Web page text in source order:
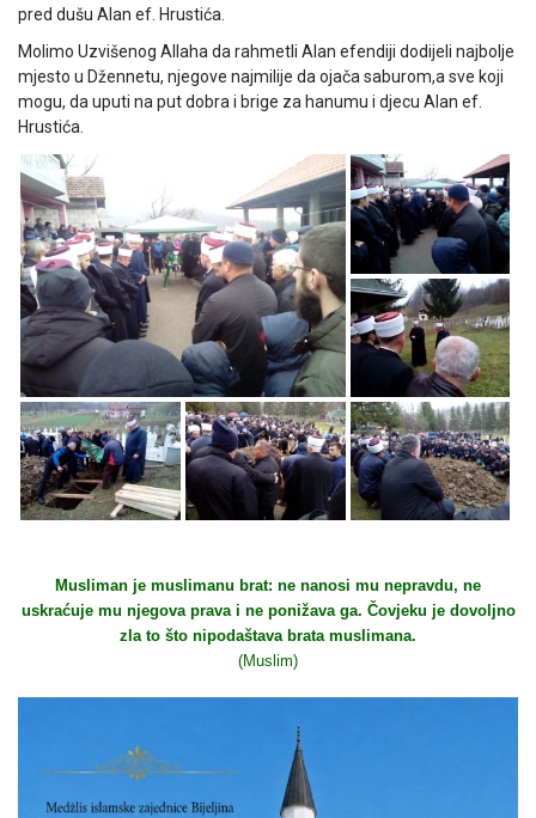
pred dušu Alan ef. Hrustića.
Molimo Uzvišenog Allaha da rahmetli Alan efendiji dodijeli najbolje
mjesto u Džennetu, njegove najmilije da ojača saburom,a sve koji
mogu, da uputi na put dobra i brige za hanumu i djecu Alan ef.
Hrustića.
Musliman je muslimanu brat: ne nanosi mu nepravdu, ne
uskraćuje mu njegova prava i ne ponižava ga. Čovjeku je dovoljno
zla to što nipodaštava brata muslimana.
(Muslim)